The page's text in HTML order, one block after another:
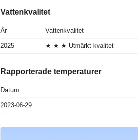
Vattenkvalitet
År Vattenkvalitet
2025 ★ ★ ★ Utmärkt kvalitet
Rapporterade temperaturer
Datum
2023-06-29